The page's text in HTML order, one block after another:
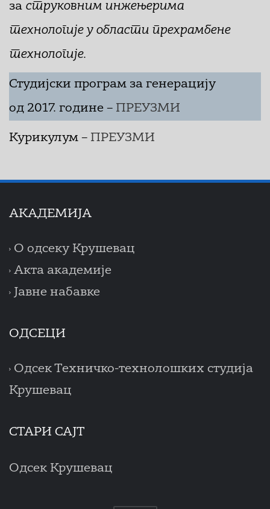
за струковним инжењерима
технологије у области прехрамбене
технологије.
Студијски програм за генерацију
од 2017. године – ПРЕУЗМИ
Курикулум – ПРЕУЗМИ
AКАДЕМИЈА
О одсеку Крушевац
Акта академије
Јавне набавке
ОДСЕЦИ
Одсек Техничко-технолошких студија
Крушевац
СТАРИ САЈТ
Одсек Крушевац